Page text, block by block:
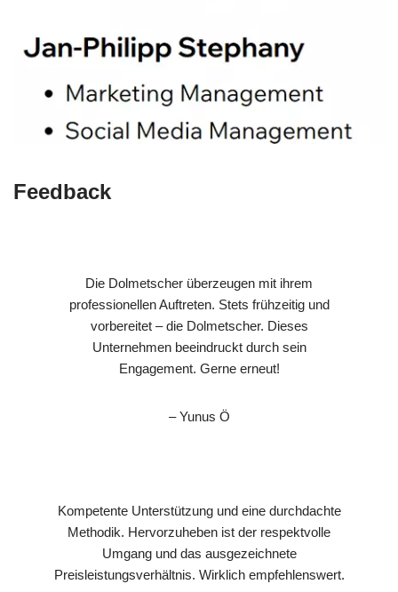
Feedback
Die Dolmetscher überzeugen mit ihrem
professionellen Auftreten. Stets frühzeitig und
vorbereitet – die Dolmetscher. Dieses
Unternehmen beeindruckt durch sein
Engagement. Gerne erneut!
– Yunus Ö
Kompetente Unterstützung und eine durchdachte
Methodik. Hervorzuheben ist der respektvolle
Umgang und das ausgezeichnete
Preisleistungsverhältnis. Wirklich empfehlenswert.